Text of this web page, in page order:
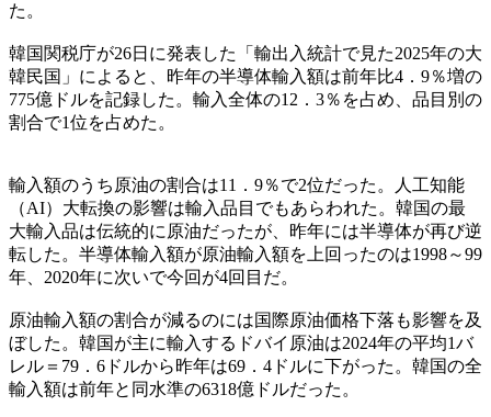
た。
韓国関税庁が26日に発表した「輸出入統計で見た2025年の大
韓民国」によると、昨年の半導体輸入額は前年比4．9％増の
775億ドルを記録した。輸入全体の12．3％を占め、品目別の
割合で1位を占めた。
輸入額のうち原油の割合は11．9％で2位だった。人工知能
（AI）大転換の影響は輸入品目でもあらわれた。韓国の最
大輸入品は伝統的に原油だったが、昨年には半導体が再び逆
転した。半導体輸入額が原油輸入額を上回ったのは1998～99
年、2020年に次いで今回が4回目だ。
原油輸入額の割合が減るのには国際原油価格下落も影響を及
ぼした。韓国が主に輸入するドバイ原油は2024年の平均1バ
レル＝79．6ドルから昨年は69．4ドルに下がった。韓国の全
輸入額は前年と同水準の6318億ドルだった。